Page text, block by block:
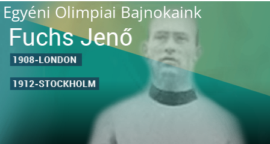
Egyéni Olimpiai Bajnokaink